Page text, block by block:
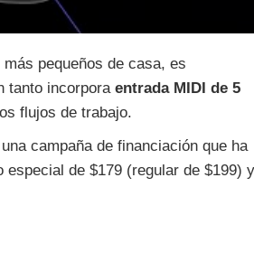
pequeños de casa, es
tanto incorpora entrada MIDI de 5
flujos de trabajo.
campaña de financiación que ha
de $179 (regular de $199) y